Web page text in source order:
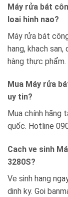
Máy rửa bát
loai hinh nao?
Máy rửa bát
hang, khach san,
hàng thực phẩm.
Mua Máy rửa
uy tin?
Mua chính hãng
quốc. Hotline
Cach ve sinh
3280S?
Ve sinh hang
dinh ky. Goi